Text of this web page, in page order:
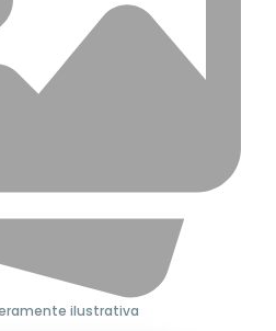
ilustrativa